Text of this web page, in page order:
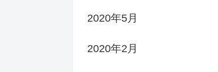
2020年5月
2020年2月